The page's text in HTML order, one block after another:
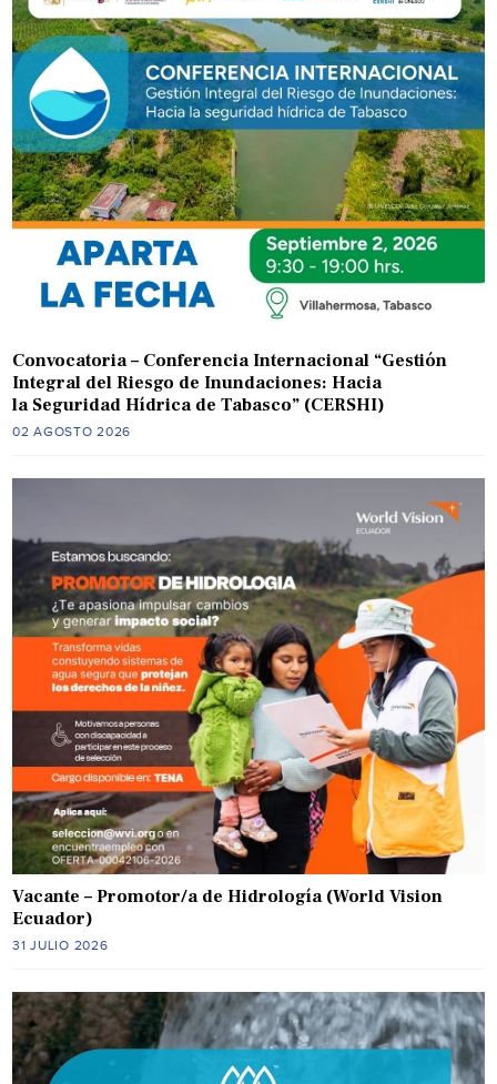
Convocatoria – Conferencia Internacional “Gestión
Integral del Riesgo de Inundaciones: Hacia
la Seguridad Hídrica de Tabasco” (CERSHI)
02 AGOSTO 2026
Vacante – Promotor/a de Hidrología (World Vision
Ecuador)
31 JULIO 2026